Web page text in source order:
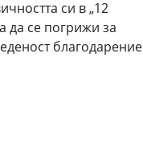
си в „12
да се погрижи за
благодарение